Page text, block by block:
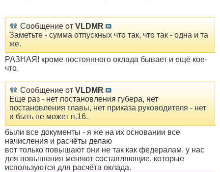
Сообщение от VLDMR
Заметьте - сумма отпускных что так, что так - одна и та
же.
РАЗНАЯ! кроме постоянного оклада бывает и ещё кое-
что.
Сообщение от VLDMR
Еще раз - нет постановления губера, нет
постановления главы, нет приказа руководителя - нет
и быть не может п.16.
были все документы - я же на их основании все
начисления и расчёты делаю
вот только повышают они не так как федералам. у нас
для повышения меняют составляющие, которые
используются для расчёта оклада.